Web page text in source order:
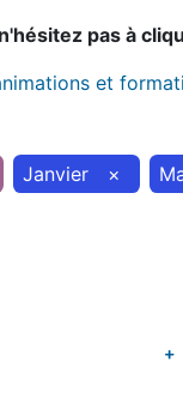
pas à
et
Janvier ×